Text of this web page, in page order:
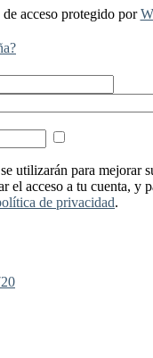
acceso protegido por
utilizarán para mejorar
el acceso a tu cuenta, y
de privacidad.